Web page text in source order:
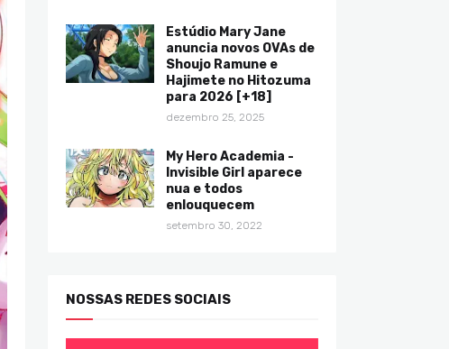
Estúdio Mary Jane
anuncia novos OVAs de
Shoujo Ramune e
Hajimete no Hitozuma
para 2026 [+18]
dezembro 25, 2025
My Hero Academia -
Invisible Girl aparece
nua e todos
enlouquecem
setembro 30, 2022
NOSSAS REDES SOCIAIS